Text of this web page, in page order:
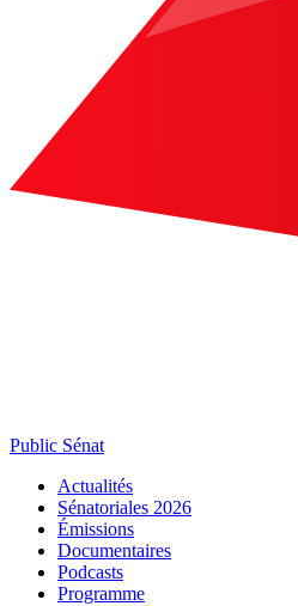
Public Sénat
Actualités
Sénatoriales 2026
Émissions
Documentaires
Podcasts
Programme